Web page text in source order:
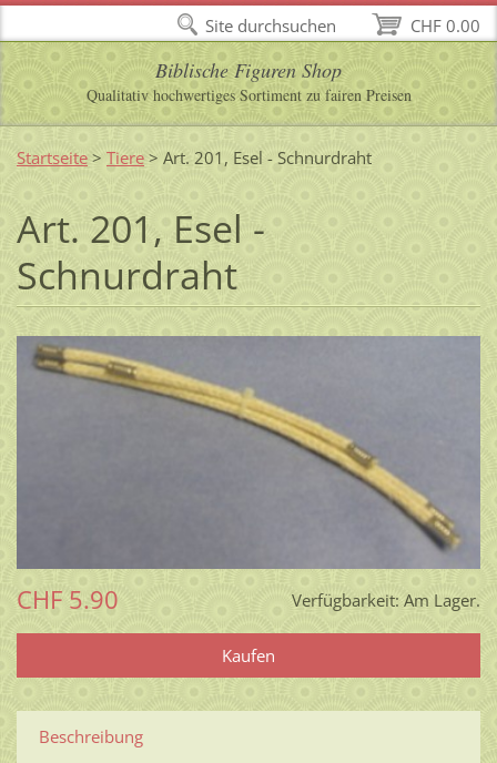
Biblische Figuren Shop
Qualitativ hochwertiges Sortiment zu fairen Preisen
Startseite > Tiere > Art. 201, Esel - Schnurdraht
Art. 201, Esel -
Schnurdraht
Verfügbarkeit: Am Lager.
CHF 5.90
Beschreibung
CHF 0.00
Site durchsuchen